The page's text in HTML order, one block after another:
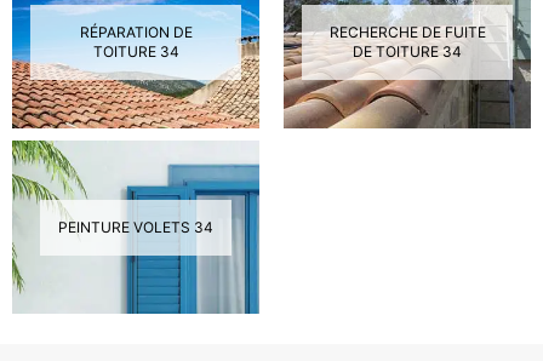
RÉPARATION DE
TOITURE 34
RECHERCHE DE FUITE
DE TOITURE 34
PEINTURE VOLETS 34